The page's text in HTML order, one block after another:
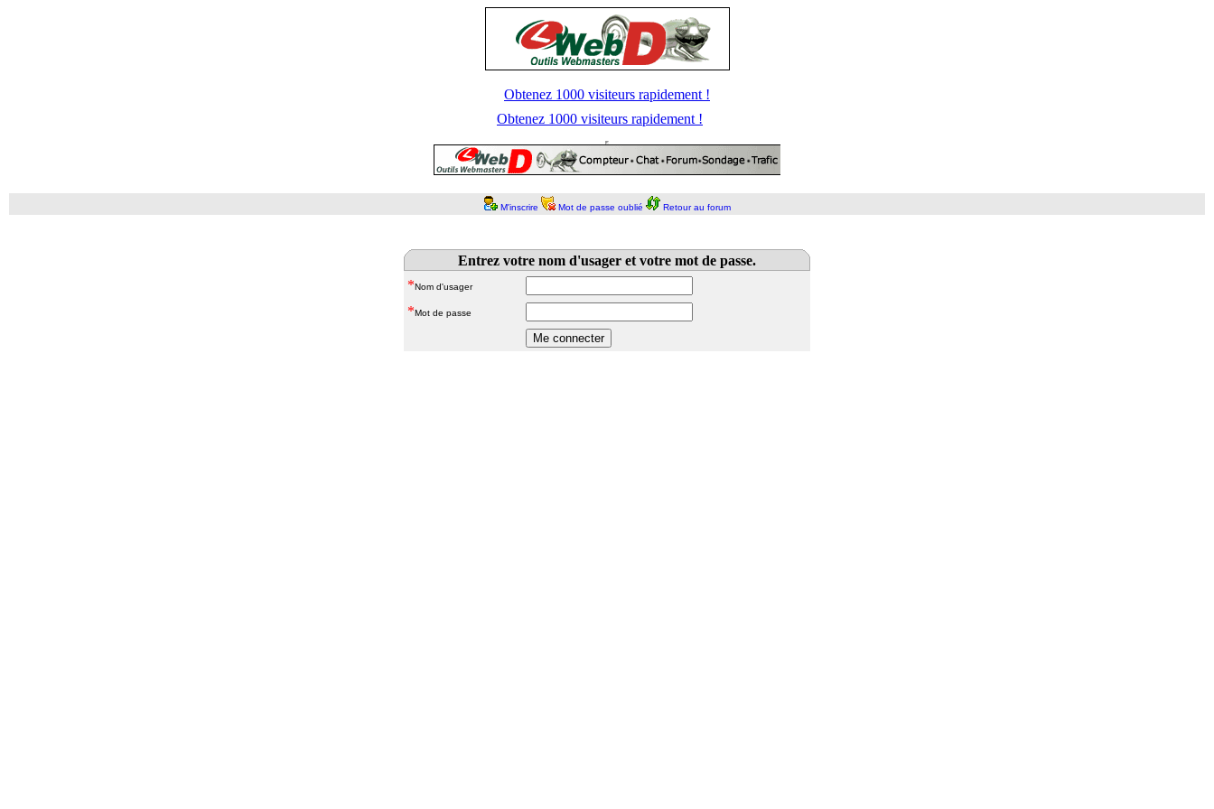
Obtenez 1000 visiteurs rapidement !
Obtenez 1000 visiteurs rapidement !
M'inscrire Mot de passe oublié Retour au forum
Entrez votre nom d'usager et votre mot de passe.
*Nom d'usager
*Mot de passe